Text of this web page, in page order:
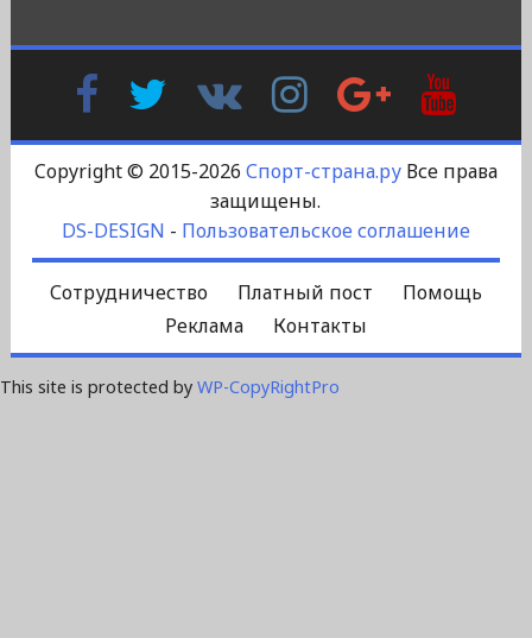
FacebookTwitter
Контакте
InstagramGoogle
Plus
Copyright © 2015-2026 Спорт-страна.руВсе права
защищены.
DS-DESIGN - Пользовательское соглашение
Сотрудничество Платный пост
Помощь
Реклама
Контакты
This site is protected by WP-CopyRightPro